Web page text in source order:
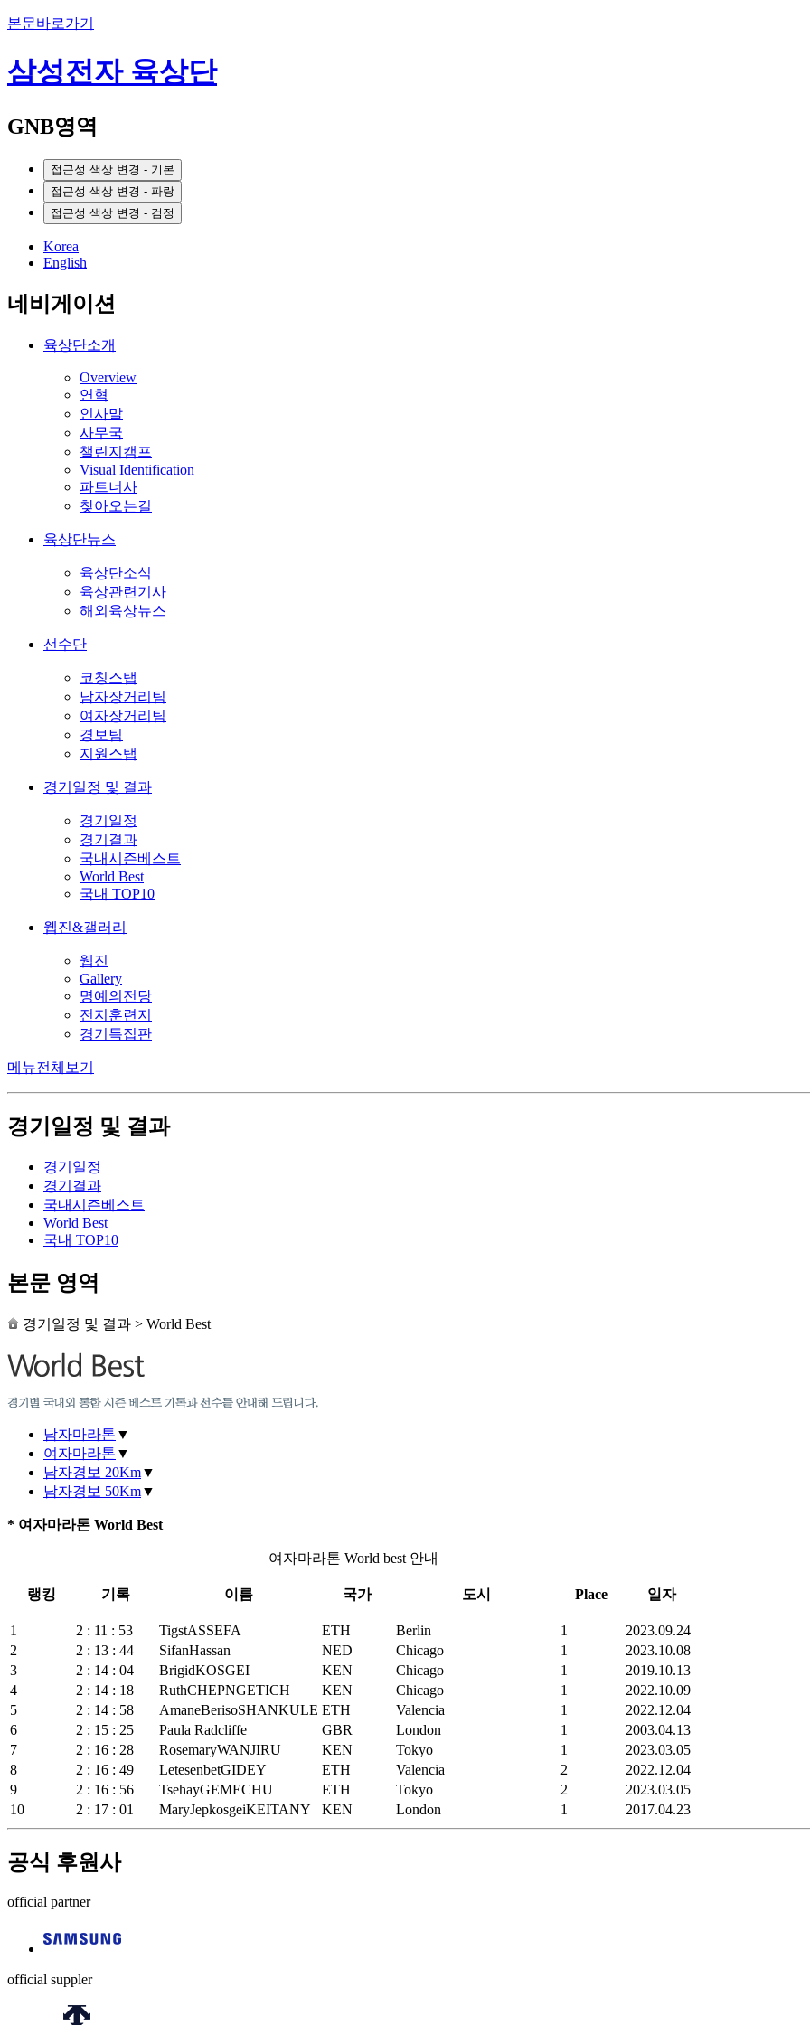
본문바로가기
삼성전자 육상단
GNB영역
접근성 색상 변경 - 기본
접근성 색상 변경 - 파랑
접근성 색상 변경 - 검정
Korea
English
네비게이션
육상단소개
Overview
연혁
인사말
사무국
챌린지캠프
Visual Identification
파트너사
찾아오는길
육상단뉴스
육상단소식
육상관련기사
해외육상뉴스
선수단
코칭스탭
남자장거리팀
여자장거리팀
경보팀
지원스탭
경기일정 및 결과
경기일정
경기결과
국내시즌베스트
World Best
국내 TOP10
웹진&갤러리
웹진
Gallery
명예의전당
전지훈련지
경기특집판
메뉴전체보기
경기일정 및 결과
경기일정
경기결과
국내시즌베스트
World Best
국내 TOP10
본문 영역
경기일정 및 결과 > World Best
남자마라톤 ▼
여자마라톤 ▼
남자경보 20Km▼
남자경보 50Km▼
* 여자마라톤 World Best
여자마라톤 World best 안내
랭킹 기록 이름 국가 도시 Place 일자
1 2 : 11 : 53 TigstASSEFA ETH Berlin 1
2023.09.24
2
2 : 13 : 44 SifanHassan NED Chicago 1
2023.10.08
3
2 : 14 : 04 BrigidKOSGEI KEN Chicago 1
2019.10.13
4
2 : 14 : 18 RuthCHEPNGETICH KEN Chicago 1
2022.10.09
5
2 : 14 : 58 AmaneBerisoSHANKULE ETH Valencia 1
2022.12.04
6
2 : 15 : 25 Paula Radcliffe GBR London 1
2003.04.13
7
2 : 16 : 28 RosemaryWANJIRU KEN Tokyo 1
2023.03.05
8
2 : 16 : 49 LetesenbetGIDEY ETH Valencia 2
2022.12.04
9
2 : 16 : 56 TsehayGEMECHU ETH Tokyo 2
2023.03.05
10
2 : 17 : 01 MaryJepkosgeiKEITANY KEN London 1 2017.04.23
공식 후원사
official partner
official suppler